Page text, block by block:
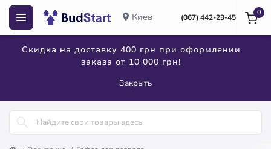
Киев (067) 442-23-45
Скидка на доставку 400 грн при оформлении
заказа от 10 000 грн!
Закрыть
0